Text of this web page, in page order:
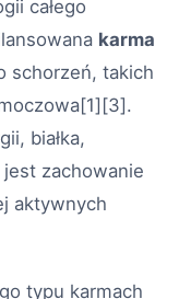
całego
karma
schorzeń, takich
[1][3].
białka,
jest zachowanie
aktywnych
typu karmach